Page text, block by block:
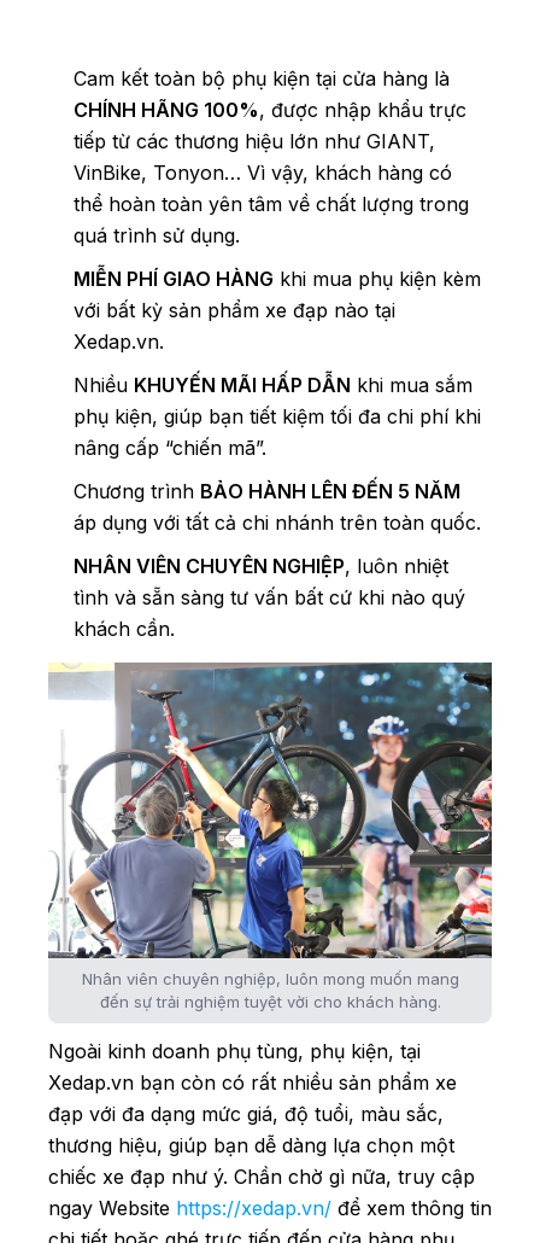
Cam kết toàn bộ phụ kiện tại cửa hàng là
CHÍNH HÃNG 100%, được nhập khẩu trực
tiếp từ các thương hiệu lớn như GIANT,
VinBike, Tonyon… Vì vậy, khách hàng có
thể hoàn toàn yên tâm về chất lượng trong
quá trình sử dụng.
MIỄN PHÍ GIAO HÀNG khi mua phụ kiện kèm
với bất kỳ sản phẩm xe đạp nào tại
Xedap.vn.
Nhiều KHUYẾN MÃI HẤP DẪN khi mua sắm
phụ kiện, giúp bạn tiết kiệm tối đa chi phí khi
nâng cấp “chiến mã”.
Chương trình BẢO HÀNH LÊN ĐẾN 5 NĂM
áp dụng với tất cả chi nhánh trên toàn quốc.
NHÂN VIÊN CHUYÊN NGHIỆP, luôn nhiệt
tình và sẵn sàng tư vấn bất cứ khi nào quý
khách cần.
Nhân viên chuyên nghiệp, luôn mong muốn mang
đến sự trải nghiệm tuyệt vời cho khách hàng.
Ngoài kinh doanh phụ tùng, phụ kiện, tại
Xedap.vn bạn còn có rất nhiều sản phẩm xe
đạp với đa dạng mức giá, độ tuổi, màu sắc,
thương hiệu, giúp bạn dễ dàng lựa chọn một
chiếc xe đạp như ý. Chần chờ gì nữa, truy cập
ngay Website https://xedap.vn/ để xem thông tin